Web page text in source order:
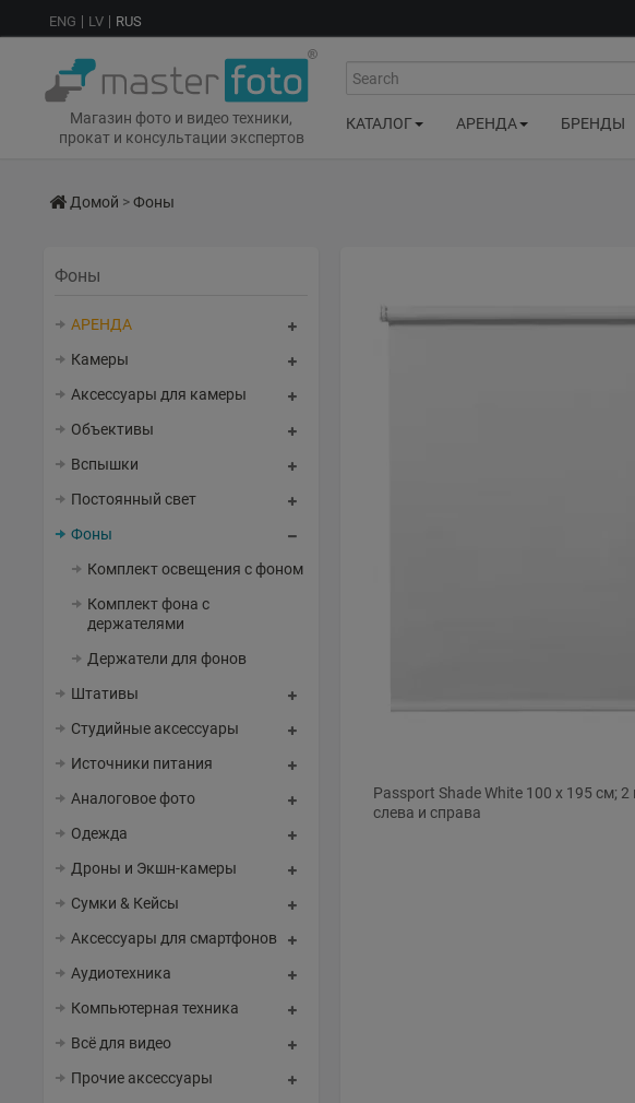
ENG LV RUS
Магазин фото и видео техники,
прокат и консультации экспертов
Search
КАТАЛОГ АРЕНДА БРЕНДЫ
Домой >Фоны
Фоны
АРЕНДА
Камеры
Аксессуары для камеры
Объективы
Вспышки
Постоянный свет
Фоны
Комплект освещения с фоном
Комплект фона с
держателями
Держатели для фонов
Штативы
Студийные аксессуары
Источники питания
Аналоговое фото
Одежда
Дроны и Экшн-камеры
Сумки & Кейсы
Аксессуары для смартфонов
Аудиотехника
Компьютерная техника
Всё для видео
Прочие аксессуары
Passport Shade White 100 x 195 см;
слева и справа